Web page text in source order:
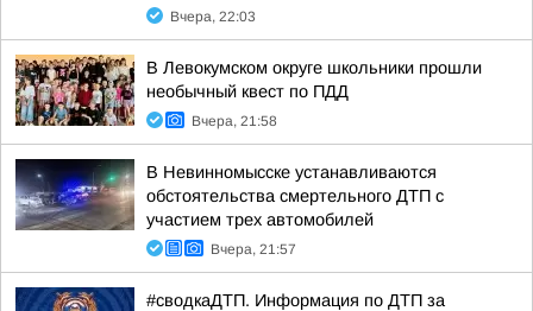
Вчера, 22:03
В Левокумском округе школьники прошли
необычный квест по ПДД
Вчера, 21:58
В Невинномысске устанавливаются
обстоятельства смертельного ДТП с
участием трех автомобилей
Вчера, 21:57
#сводкаДТП. Информация по ДТП за